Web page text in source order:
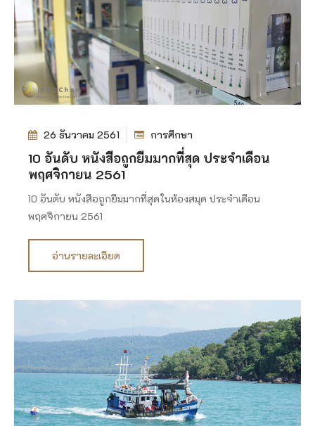
26 ธันวาคม 2561 การศึกษา
10 อันดับ หนังสือถูกยืมมากที่สุด ประจำเดือน
พฤศจิกายน 2561
10 อันดับ หนังสือถูกยืมมากที่สุดในห้องสมุด ประจำเดือน
พฤศจิกายน 2561
อ่านรายละเอียด